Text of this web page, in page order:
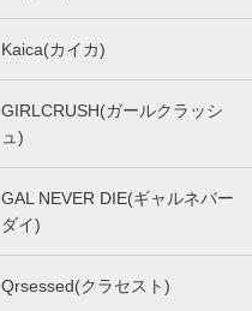
Kaica(カイカ)
GIRLCRUSH(ガールクラッシ
ュ)
GAL NEVER DIE(ギャルネバー
ダイ)
Qrsessed(クラセスト)